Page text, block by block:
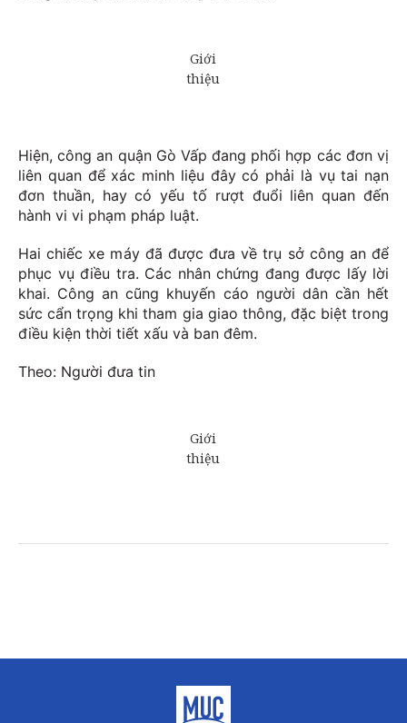
Hiện, công an quận Gò Vấp đang phối hợp các đơn vị
liên quan để xác minh liệu đây có phải là vụ tai nạn
đơn thuần, hay có yếu tố rượt đuổi liên quan đến
hành vi vi phạm pháp luật.
Hai chiếc xe máy đã được đưa về trụ sở công an để
phục vụ điều tra. Các nhân chứng đang được lấy lời
khai. Công an cũng khuyến cáo người dân cần hết
sức cẩn trọng khi tham gia giao thông, đặc biệt trong
điều kiện thời tiết xấu và ban đêm.
Theo: Người đưa tin